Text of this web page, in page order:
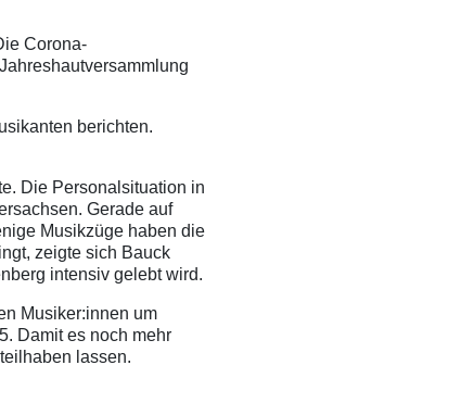
Corona-
berichten.
Die Personalsituation in
Gerade auf
Musikzüge haben die
zeigte sich Bauck
intensiv gelebt wird.
Musiker:innen um
Damit es noch mehr
lassen.